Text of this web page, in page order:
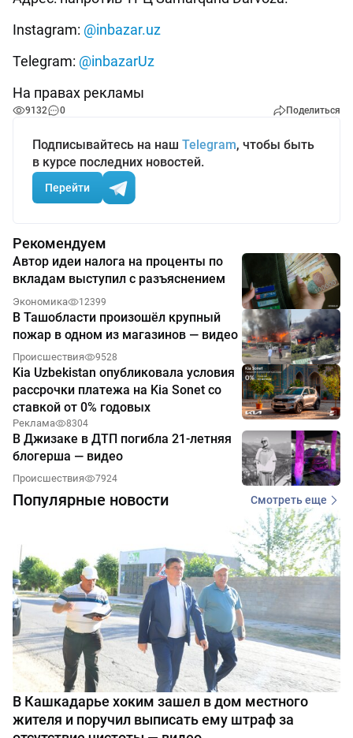
Instagram: @inbazar.uz
Telegram: @inbazarUz
На правах рекламы
9132 0 Поделиться
Подписывайтесь на наш Telegram, чтобы быть
в курсе последних новостей.
Перейти
Рекомендуем
Автор идеи налога на проценты по
вкладам выступил с разъяснением
Экономика 12399
В Ташобласти произошёл крупный
пожар в одном из магазинов — видео
Происшествия 9528
Kia Uzbekistan опубликовала условия
рассрочки платежа на Kia Sonet со
ставкой от 0% годовых
Реклама 8304
В Джизаке в ДТП погибла 21-летняя
блогерша — видео
Происшествия 7924
Популярные новости Смотреть еще
В Кашкадарье хоким зашел в дом местного
жителя и поручил выписать ему штраф за